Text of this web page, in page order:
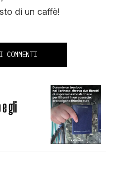
di un caffè!
COMMENTI
gli